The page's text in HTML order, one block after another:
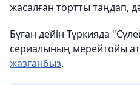
жасалған тортты таңдап,
Бұған дейін Түркияда
сериалының мерейтойы
жазғанбыз.